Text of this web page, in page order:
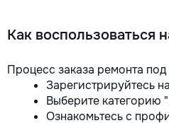
Как воспользоваться
Процесс заказа ремонта
Зарегистрируйтесь
Выберите категорию
Ознакомьтесь с